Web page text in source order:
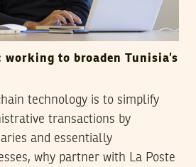
working to broaden Tunisia’s
technology is to simplify
transactions by
and essentially
why partner with La Poste